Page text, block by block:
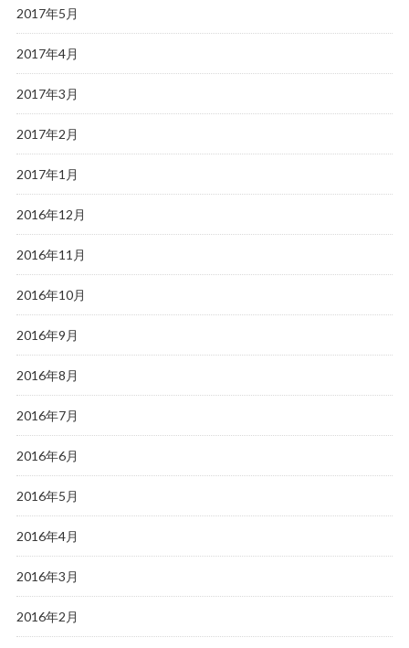
2017年5月
2017年4月
2017年3月
2017年2月
2017年1月
2016年12月
2016年11月
2016年10月
2016年9月
2016年8月
2016年7月
2016年6月
2016年5月
2016年4月
2016年3月
2016年2月